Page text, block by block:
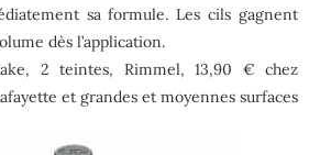
sa formule. Les cils gagnent
dès l’application.
2 teintes, Rimmel, 13,90 € chez
et grandes et moyennes surfaces